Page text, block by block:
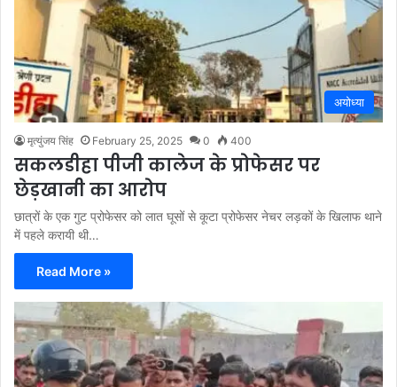
अयोध्या
मृत्युंजय सिंह February 25, 2025 0 400
सकलडीहा पीजी कालेज के प्रोफेसर पर
छेड़खानी का आरोप
छात्रों के एक गुट प्रोफेसर को लात घूसों से कूटा प्रोफेसर नेचर लड़कों के खिलाफ थाने
में पहले करायी थी…
Read More »